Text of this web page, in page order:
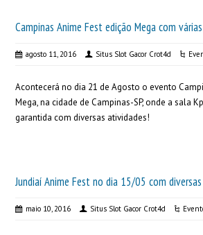
Campinas Anime Fest edição Mega com
agosto 11, 2016 Situs Slot Gacor Crot4d
Acontecerá no dia 21 de Agosto o evento
Mega, na cidade de Campinas-SP, onde a sala
garantida com diversas atividades!
Jundiaí Anime Fest no dia 15/05 com
maio 10, 2016 Situs Slot Gacor Crot4d